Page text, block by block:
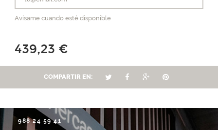
Avísame cuando esté disponible
439,23 €
COMPARTIR EN:
988 24 59 41